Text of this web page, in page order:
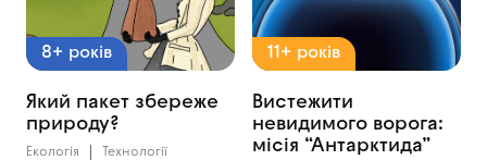
8+ років
Який пакет збереже
природу?
Екологія Технології
11+ років
Вистежити
невидимого ворога:
місія “Антарктида”